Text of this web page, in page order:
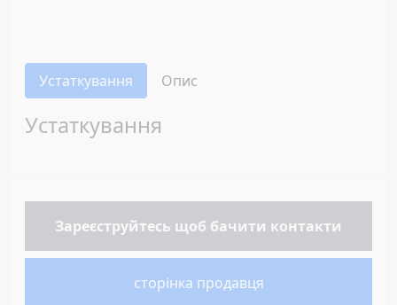
Устаткування Опис
Устаткування
Зареєструйтесь щоб бачити контакти
сторінка продавця